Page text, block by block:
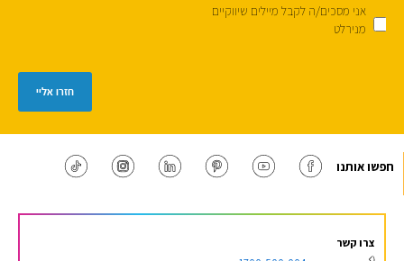
אני מסכים/ה לקבל מיילים שיווקיים
מנירלט
חזרו אליי
חפשו אותנו
צרו קשר